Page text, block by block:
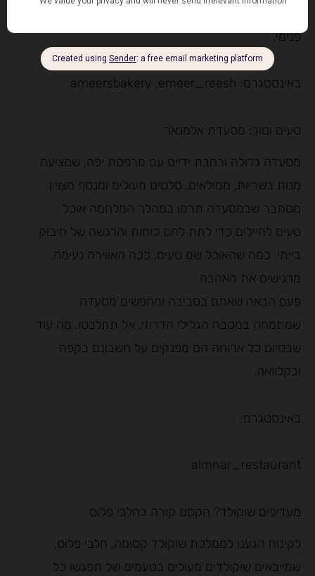
פנימי.
באינסטגרם: ameersbakery ,emeer_reesh
טעים וטוב: מסעדת אלמנאר
מסעדה גדולה ורחבת ידיים עם מרפסת יפה, שמציעה
מנות בשריות, ממולאים, סלטים מעולים ומנסף מצויין.
מסתבר שבמסעדה תרמו במהלך המלחמה אוכל
טעים לחיילים כדי לתת להם כוחות והרגשה של חיבוק
בייתי. כמה שהאוכל שם טעים, ככה האווירה נעימה,
מרגישים את האהבה.
פעם הבאה שאתם בסביבה ומחפשים מסעדה
שמתמחה במטבח הגלילי הדרוזי, אל תתלבטו. מה עוד
שבסיום כל ארוחה הם מפנקים על חשבונם בקפה
ובקלוואה.
באינסטגרם:
almnar_restaurant
מעדיפים שוקולד? הקסם קורה בחלבי פלוס
לקינוח הגענו לממלכת שוקולד קסומה, חלבי פלוס,
שמייבאים שוקולדים מעולים בטעמים של תפגשו כל